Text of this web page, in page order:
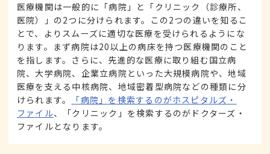
医療機関は一般的に「病院」と「クリニック（診療所、
医院）」の2つに分けられます。この2つの違いを知るこ
とで、よりスムーズに適切な医療を受けられるようにな
ります。まず病院は20以上の病床を持つ医療機関のこと
を指します。さらに、先進的な医療に取り組む国立病
院、大学病院、企業立病院といった大規模病院や、地域
医療を支える中核病院、地域密着型病院などの種類に分
けられます。
「病院」を検索するのがホスピタルズ・
ファイル、「クリニック」を検索するのがドクターズ・
ファイルとなります。